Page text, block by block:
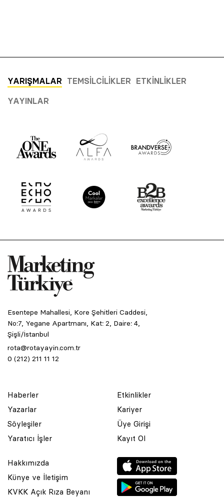
YARIŞMALAR TEMSILCILIKLER ETKINLIKLER
YAYINLAR
Esentepe Mahallesi, Kore Şehitleri Caddesi,
No:7, Yegane Apartmanı, Kat: 2, Daire: 4,
Şişli/İstanbul
rota@rotayayin.com.tr
0 (212) 211 11 12
Haberler
Yazarlar
Söyleşiler
Yaratıcı İşler
Etkinlikler
Kariyer
Üye Girişi
Kayıt Ol
Hakkımızda
Künye ve İletişim
KVKK Açık Rıza Beyanı